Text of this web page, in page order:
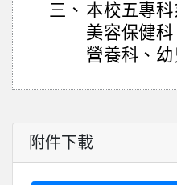
三、 本校五專
美容保健
營養科、
附件下載